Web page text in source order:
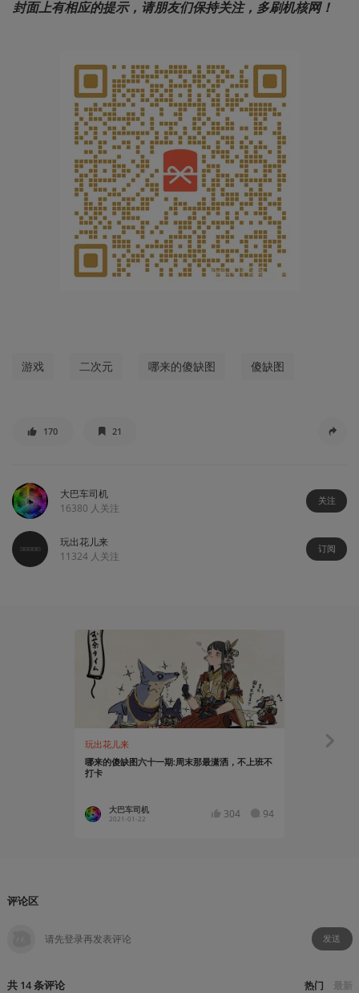
封面上有相应的提示，请朋友们保持关注，多刷机核网！
游戏 二次元 哪来的傻缺图 傻缺图
170 21
大巴车司机
16380 人关注
关注
玩出花儿来
11324 人关注
订阅
玩出花儿来
哪来的傻缺图六十一期:周末那最潇洒，不上班不
打卡
大巴车司机
2021-01-22 304 94
玩出花儿来
评论区
发送
共 14条评论 热门 最新